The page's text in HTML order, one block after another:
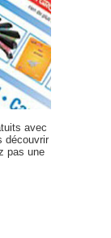
avec
découvrir
pas une